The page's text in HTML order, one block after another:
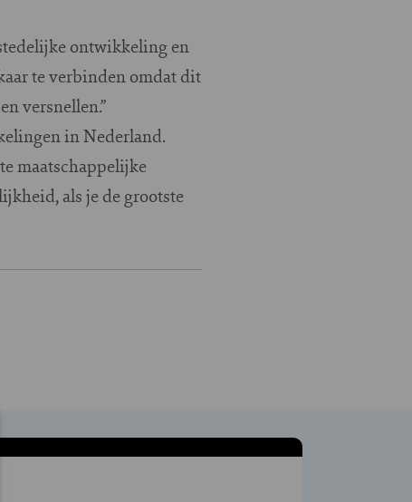
ontwikkeling en
te verbinden omdat dit
versnellen.”
in Nederland.
maatschappelijke
als je de grootste